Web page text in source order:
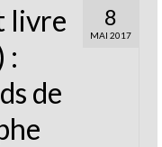
8
MAI 2017
livre
:
de